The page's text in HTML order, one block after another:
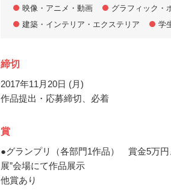
映像・アニメ・動画
グラフィック・
建築・インテリア・エクステリア
学
締切
2017年11月20日 (月)
作品提出・応募締切、必着
賞
●グランプリ（各部門1作品） 賞金5万円
展”会場にて作品展示
他賞あり